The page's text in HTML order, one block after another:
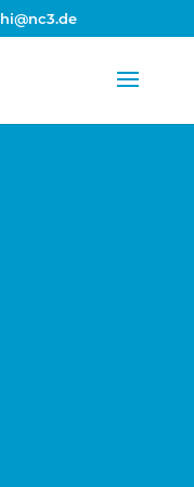
hi@nc3.de